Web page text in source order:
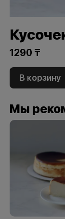
1290 ₸
В корзину
Мы